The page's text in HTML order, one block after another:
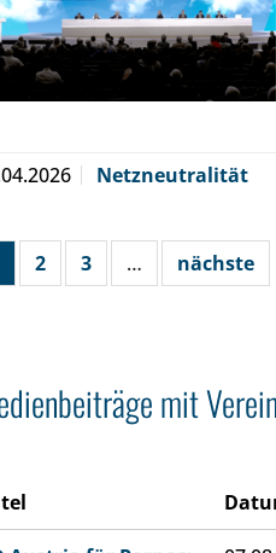
Netzneutralität
2 3 … nächste
mit